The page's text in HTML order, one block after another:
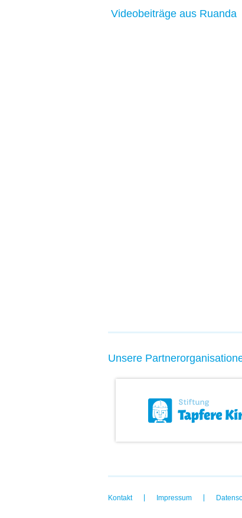
Videobeiträge aus Ruanda
Unsere
Kontakt Impressum